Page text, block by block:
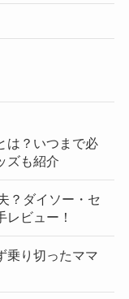
は？いつまで必
ズも紹介
？ダイソー・セ
ビュー！
乗り切ったママ